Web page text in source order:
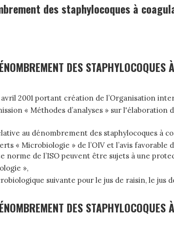
des staphylocoques à
DES STAPHYLOCOQUES
2001 portant création de l’Organisation
« Méthodes d’analyses » sur
au dénombrement des staphylocoques à
« Microbiologie » de l’OIV et l’avis
norme de l’ISO peuvent être sujets à une
»,
suivante pour le jus de raisin, le
DES STAPHYLOCOQUES